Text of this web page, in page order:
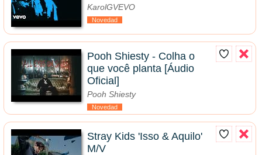
KarolGVEVO
Novedad
Pooh Shiesty - Colha o
que você planta [Áudio
Oficial]
Pooh Shiesty
Novedad
Stray Kids 'Isso & Aquilo'
M/V